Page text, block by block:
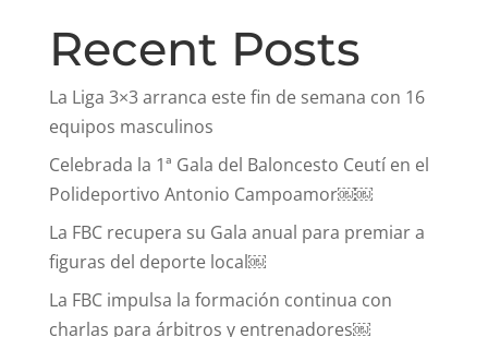
Recent Posts
La Liga 3×3 arranca este fin de semana con 16
equipos masculinos
Celebrada la 1ª Gala del Baloncesto Ceutí en el
Polideportivo Antonio Campoamor￼￼
La FBC recupera su Gala anual para premiar a
figuras del deporte local￼
La FBC impulsa la formación continua con
charlas para árbitros y entrenadores￼